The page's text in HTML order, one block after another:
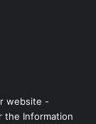
website -
the Information